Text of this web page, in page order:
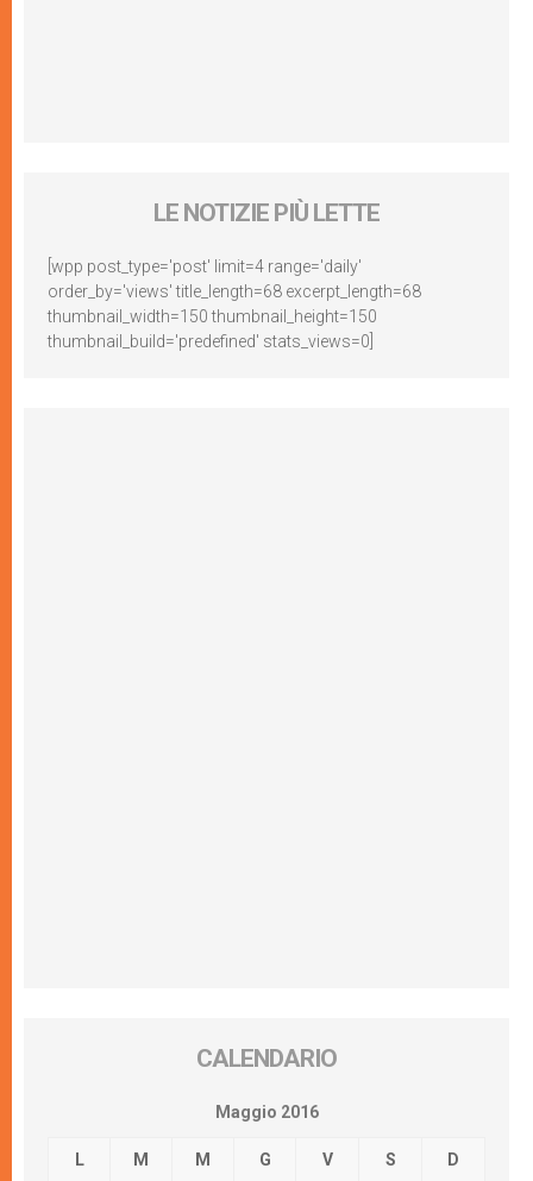
LE NOTIZIE PIÙ LETTE
[wpp post_type='post' limit=4 range='daily'
order_by='views' title_length=68 excerpt_length=68
thumbnail_width=150 thumbnail_height=150
thumbnail_build='predefined' stats_views=0]
CALENDARIO
Maggio 2016
L M M G V S D